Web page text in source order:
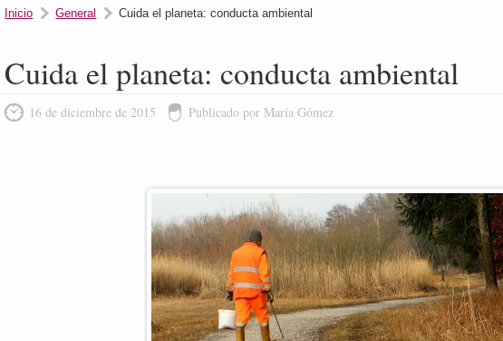
Inicio General Cuida el planeta: conducta ambiental
Cuida el planeta: conducta ambiental
16 de diciembre de 2015 Publicado por María Gómez